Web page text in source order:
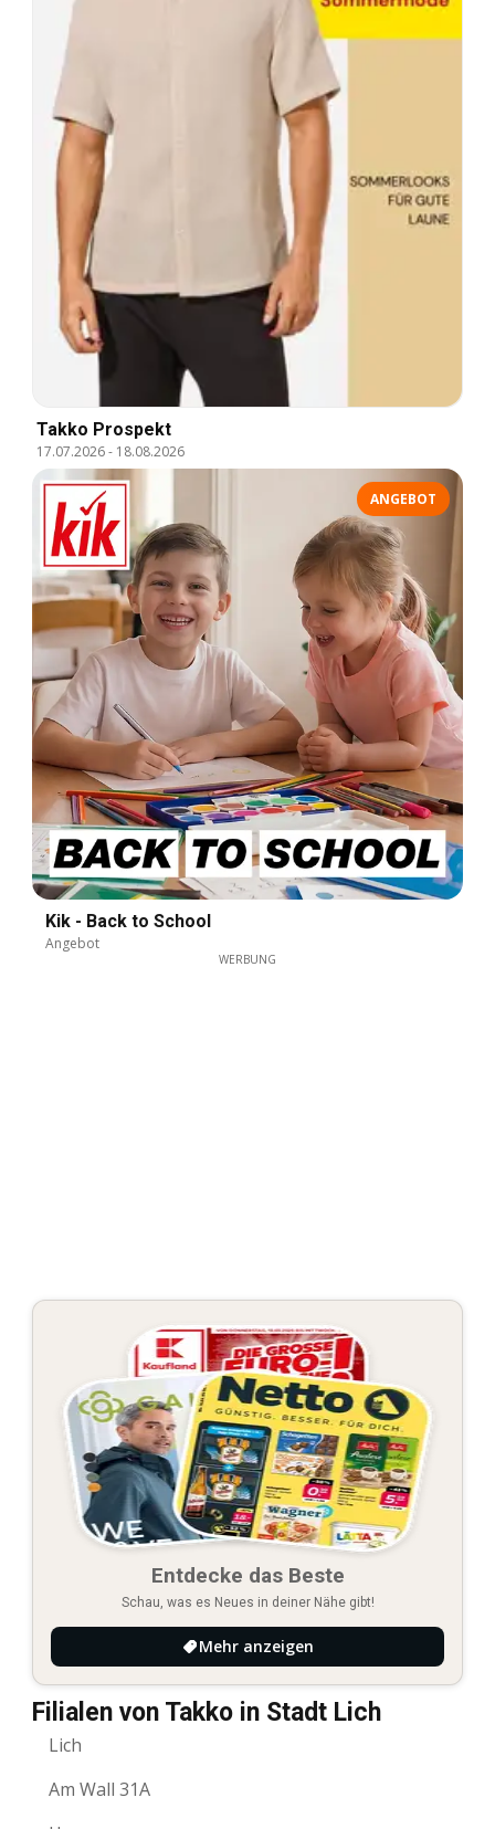
Takko Prospekt
17.07.2026- 18.08.2026
ANGEBOT
Kik - Back to School
Angebot
WERBUNG
Entdecke das Beste
Schau, was es Neues in deiner Nähe gibt!
Mehr anzeigen
Filialen von Takko in Stadt Lich
Lich
Am Wall 31A